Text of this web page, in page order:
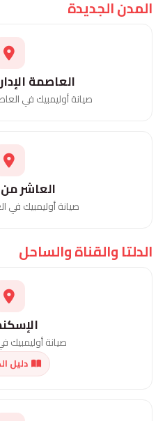
المدن الجديدة
العاصمة
صيانة أوليمبيك في
العاشر
صيانة أوليمبيك في
الدلتا والقناة والساحل
صيانة أوليمبيك
دليل